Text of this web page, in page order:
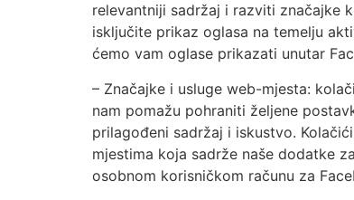
relevantniji sadržaj i razviti značajke
isključite prikaz oglasa na temelju
ćemo vam oglase prikazati unutar
– Značajke i usluge web-mjesta:
nam pomažu pohraniti željene
prilagođeni sadržaj i iskustvo.
mjestima koja sadrže naše dodatke
osobnom korisničkom računu za